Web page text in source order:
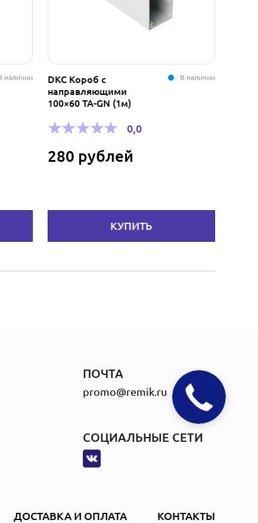
наличии
DKC Короб с
направляющими
100×60 TA-GN (1м)
В наличии
0,0
280 рублей
КУПИТЬ
ПОЧТА
promo@remik.ru
СОЦИАЛЬНЫЕ СЕТИ
ДОСТАВКА И ОПЛАТА КОНТАКТЫ